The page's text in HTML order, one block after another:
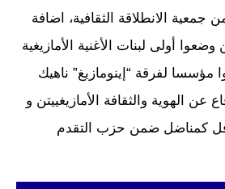
جمعية الانطلاقة الثقافية، اضافة
أولى لبنات الأغنية الأمازيغية
مؤسسا لفرقة “إينومازيغ” ناهيك
عن الهوية والثقافة الأمازيغييتن و
كمناضل ضمن حزب التقدم